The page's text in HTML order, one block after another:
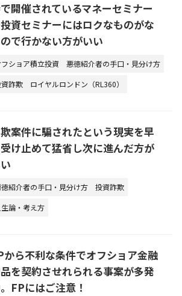
開催されているマネーセミナー
資セミナーにはロクなものがな
で行かない方がいい
フショア積立投資
悪徳紹介者の手口・見分け方
詐欺
ロイヤルロンドン（RL360）
案件に騙されたという現実を早
け止めて猛省し次に進んだ方が
紹介者の手口・見分け方
投資詐欺
生論・考え方
から不利な条件でオフショア金融
を契約させれられる事案が多発
FPにはご注意！